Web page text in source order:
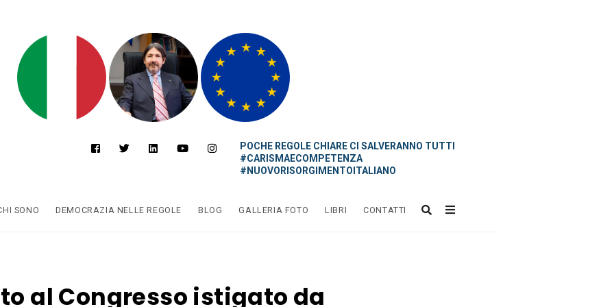
POCHE REGOLE CHIARE CI SALVERANNO TUTTI
#CARISMAECOMPETENZA
#NUOVORISORGIMENTOITALIANO
SONO DEMOCRAZIA NELLE REGOLE BLOG GALLERIA FOTO LIBRI CONTATTI
al Congresso istigato da